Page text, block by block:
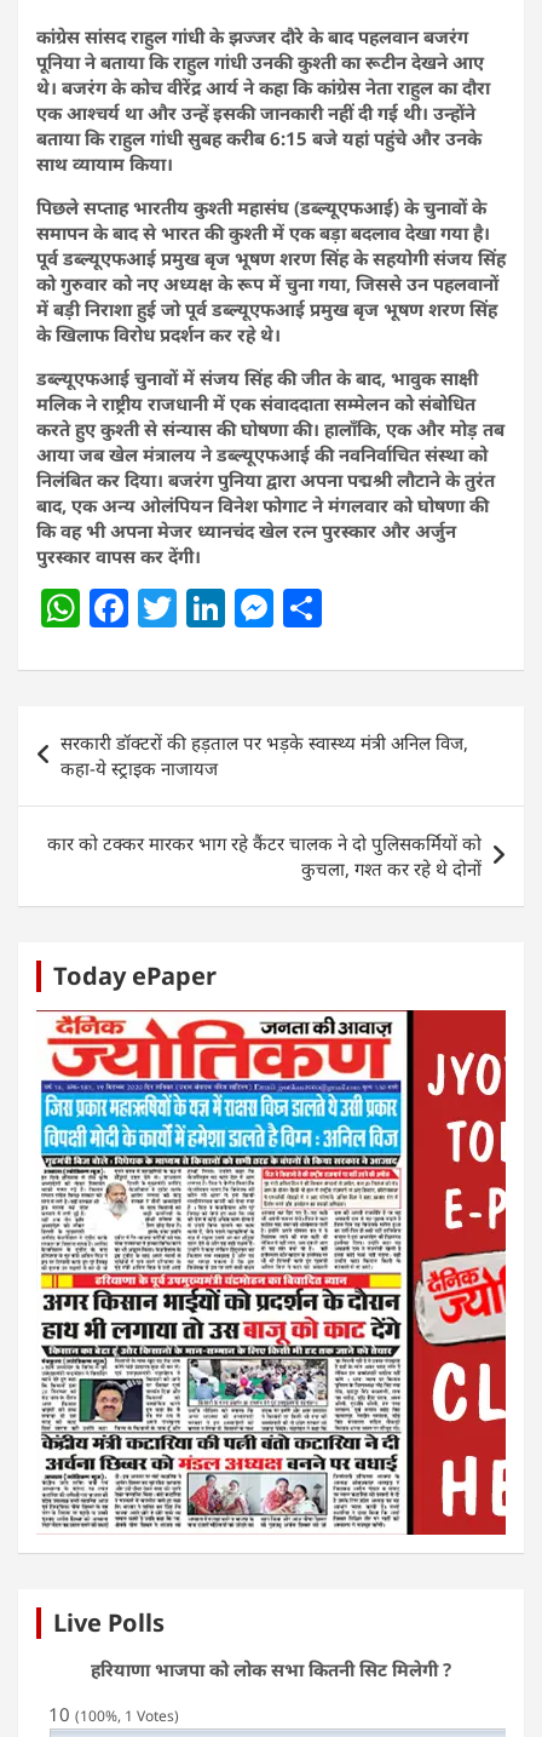
कांग्रेस सांसद राहुल गांधी के झज्जर दौरे के बाद पहलवान बजरंग
पूनिया ने बताया कि राहुल गांधी उनकी कुश्ती का रूटीन देखने आए
थे। बजरंग के कोच वीरेंद्र आर्य ने कहा कि कांग्रेस नेता राहुल का दौरा
एक आश्चर्य था और उन्हें इसकी जानकारी नहीं दी गई थी। उन्होंने
बताया कि राहुल गांधी सुबह करीब 6:15 बजे यहां पहुंचे और उनके
साथ व्यायाम किया।
पिछले सप्ताह भारतीय कुश्ती महासंघ (डब्ल्यूएफआई) के चुनावों के
समापन के बाद से भारत की कुश्ती में एक बड़ा बदलाव देखा गया है।
पूर्व डब्ल्यूएफआई प्रमुख बृज भूषण शरण सिंह के सहयोगी संजय सिंह
को गुरुवार को नए अध्यक्ष के रूप में चुना गया, जिससे उन पहलवानों
में बड़ी निराशा हुई जो पूर्व डब्ल्यूएफआई प्रमुख बृज भूषण शरण सिंह
के खिलाफ विरोध प्रदर्शन कर रहे थे।
डब्ल्यूएफआई चुनावों में संजय सिंह की जीत के बाद, भावुक साक्षी
मलिक ने राष्ट्रीय राजधानी में एक संवाददाता सम्मेलन को संबोधित
करते हुए कुश्ती से संन्यास की घोषणा की। हालाँकि, एक और मोड़ तब
आया जब खेल मंत्रालय ने डब्ल्यूएफआई की नवनिर्वाचित संस्था को
निलंबित कर दिया। बजरंग पुनिया द्वारा अपना पद्मश्री लौटाने के तुरंत
बाद, एक अन्य ओलंपियन विनेश फोगाट ने मंगलवार को घोषणा की
कि वह भी अपना मेजर ध्यानचंद खेल रत्न पुरस्कार और अर्जुन
पुरस्कार वापस कर देंगी।
W
at
s
A
p
p
F
c
e
b
o
o
T
itt
er
Li
k
e
dI
n
M
ss
e
n
g
er
ar
e
navigation
सरकारी डॉक्टरों की हड़ताल पर भड़के स्वास्थ्य मंत्री अनिल विज,
कहा-ये स्ट्राइक नाजायज
कार को टक्कर मारकर भाग रहे कैंटर चालक ने दो पुलिसकर्मियों को
कुचला, गश्त कर रहे थे दोनों
Today ePaper
Live Polls
हरियाणा भाजपा को लोक सभा कितनी सिट मिलेगी ?
10 (100%, 1 Votes)